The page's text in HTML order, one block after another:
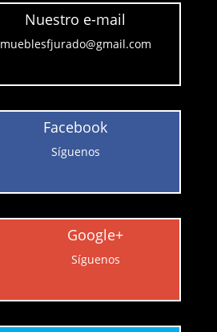
Nuestro e-mail
mueblesfjurado@gmail.com
Facebook
Síguenos
Google+
Síguenos